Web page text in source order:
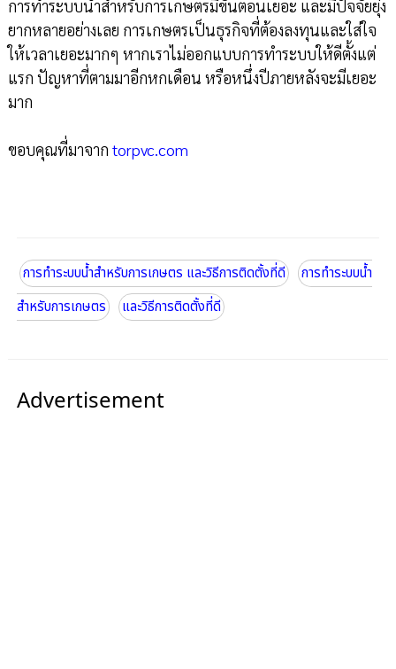
การทำระบบน้ำสำหรับการเกษตรมีขั้นตอนเยอะ และมีปัจจัยยุ่ง
ยากหลายอย่างเลย การเกษตรเป็นธุรกิจที่ต้องลงทุนและใส่ใจ
ให้เวลาเยอะมากๆ หากเราไม่ออกแบบการทำระบบให้ดีตั้งแต่
แรก ปัญหาที่ตามมาอีกหกเดือน หรือหนึ่งปีภายหลังจะมีเยอะ
มาก
ขอบคุณที่มาจาก torpvc.com
การทำระบบน้ำสำหรับการเกษตร และวิธีการติดตั้งที่ดี
การทำระบบน้ำ
สำหรับการเกษตร
และวิธีการติดตั้งที่ดี
Advertisement